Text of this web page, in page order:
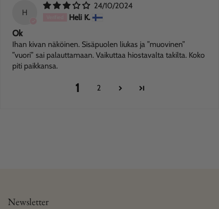
H
24/10/2024
Heli K.
Ok
Ihan kivan näköinen. Sisäpuolen liukas ja ”muovinen”
”vuori” sai palauttamaan. Vaikuttaa hiostavalta takilta. Koko
piti paikkansa.
1 2
Newsletter